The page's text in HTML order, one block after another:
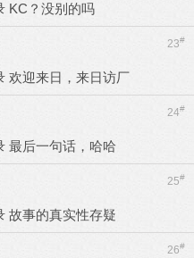
KC？没别的吗
23#
欢迎来日，来日访厂
24#
最后一句话，哈哈
25#
故事的真实性存疑
26#